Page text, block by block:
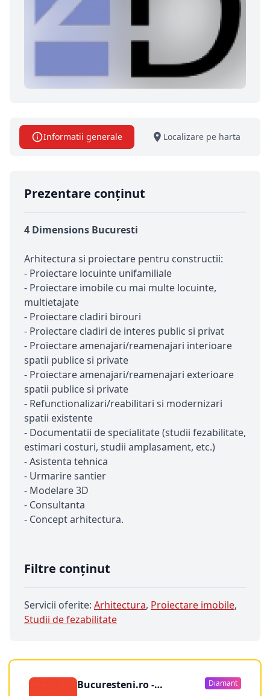
Informatii generale Localizare pe harta
Prezentare conținut
4 Dimensions Bucuresti
Arhitectura si proiectare pentru constructii:
- Proiectare locuinte unifamiliale
- Proiectare imobile cu mai multe locuinte,
multietajate
- Proiectare cladiri birouri
- Proiectare cladiri de interes public si privat
- Proiectare amenajari/reamenajari interioare
spatii publice si private
- Proiectare amenajari/reamenajari exterioare
spatii publice si private
- Refunctionalizari/reabilitari si modernizari
spatii existente
- Documentatii de specialitate (studii fezabilitate,
estimari costuri, studii amplasament, etc.)
- Asistenta tehnica
- Urmarire santier
- Modelare 3D
- Consultanta
- Concept arhitectura.
Filtre conținut
Servicii oferite: Arhitectura, Proiectare imobile,
Studii de fezabilitate
Bucuresteni.ro -
Diamant